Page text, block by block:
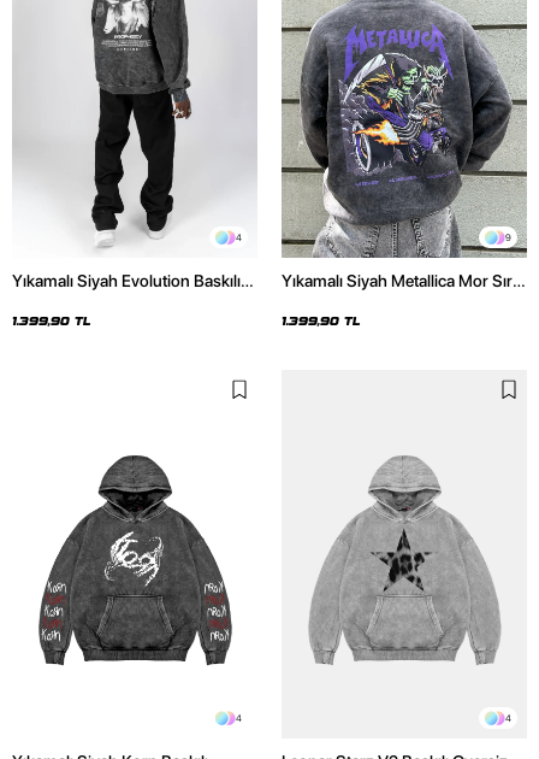
4
Yıkamalı Siyah Evolution Baskılı
Hoodie
1.399,90 TL
9
Yıkamalı Siyah Metallica Mor Sırt
Hoodie
1.399,90 TL
4 4